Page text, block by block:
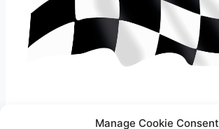
Manage Cookie Consent